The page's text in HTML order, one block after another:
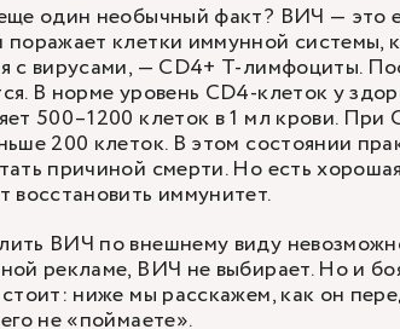
один необычный факт? ВИЧ — это
поражает клетки иммунной системы,
с вирусами, — CD4+ Т-лимфоциты.
В норме уровень CD4-клеток у
500–1200 клеток в 1 мл крови.
200 клеток. В этом состоянии
причиной смерти. Но есть
восстановить иммунитет.
ВИЧ по внешнему виду
рекламе, ВИЧ не выбирает. Но и
ниже мы расскажем, как он
не «поймаете».